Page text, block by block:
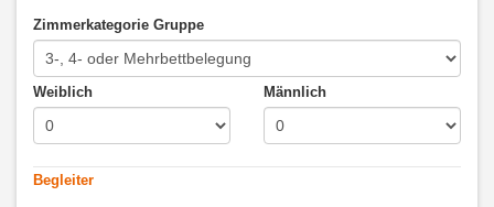
Zimmerkategorie Gruppe
Weiblich Männlich
Begleiter